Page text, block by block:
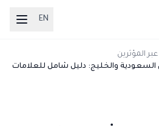
EN
المؤثرين
السعودية والخليج: دليل شامل للعلامات